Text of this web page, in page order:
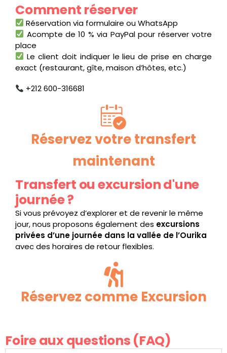
Comment réserver
Réservation via formulaire ou WhatsApp
Acompte de 10 % via PayPal pour réserver votre
place
Le client doit indiquer le lieu de prise en charge
exact (restaurant, gîte, maison d’hôtes, etc.)
+212 600-316681
Réservez votre transfert
maintenant
Transfert ou excursion d'une
journée ?
Si vous prévoyez d’explorer et de revenir le même
jour, nous proposons également des excursions
privées d’une journée dans la vallée de l’Ourika
avec des horaires de retour flexibles.
Réservez comme Excursion
Foire aux questions (FAQ)